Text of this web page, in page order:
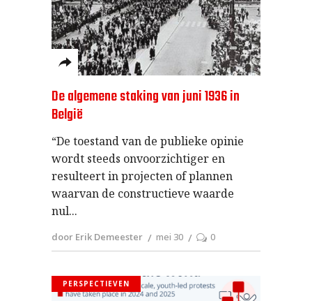
De algemene staking van juni 1936 in
België
“De toestand van de publieke opinie
wordt steeds onvoorzichtiger en
resulteert in projecten of plannen
waarvan de constructieve waarde
nul
door Erik Demeester mei 30 0
PERSPECTIEVEN